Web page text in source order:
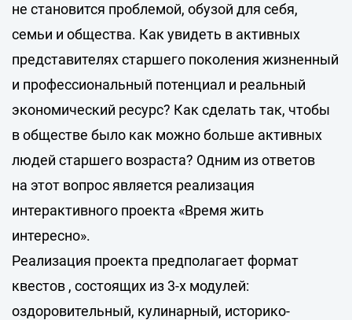
не становится проблемой, обузой для себя,
семьи и общества. Как увидеть в активных
представителях старшего поколения жизненный
и профессиональный потенциал и реальный
экономический ресурс? Как сделать так, чтобы
в обществе было как можно больше активных
людей старшего возраста? Одним из ответов
на этот вопрос является реализация
интерактивного проекта «Время жить
интересно».
Реализация проекта предполагает формат
квестов , состоящих из 3-х модулей:
оздоровительный, кулинарный, историко-